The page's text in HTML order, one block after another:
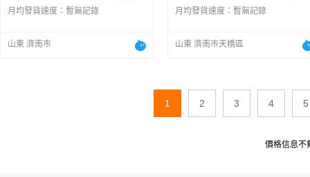
月均發貨速度： 暫無記錄
山東 濟南市
月均發貨速度： 暫無記錄
山東 濟南市天橋區
1 2 3 4 5
價格信息不